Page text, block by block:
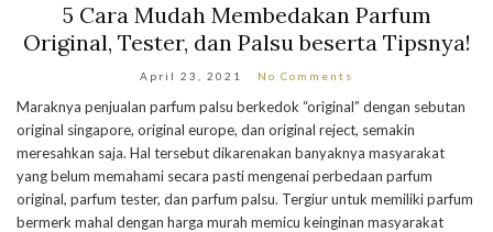
5 Cara Mudah Membedakan Parfum
Original, Tester, dan Palsu beserta Tipsnya!
April 23, 2021 No Comments
Maraknya penjualan parfum palsu berkedok “original” dengan sebutan
original singapore, original europe, dan original reject, semakin
meresahkan saja. Hal tersebut dikarenakan banyaknya masyarakat
yang belum memahami secara pasti mengenai perbedaan parfum
original, parfum tester, dan parfum palsu. Tergiur untuk memiliki parfum
bermerk mahal dengan harga murah memicu keinginan masyarakat